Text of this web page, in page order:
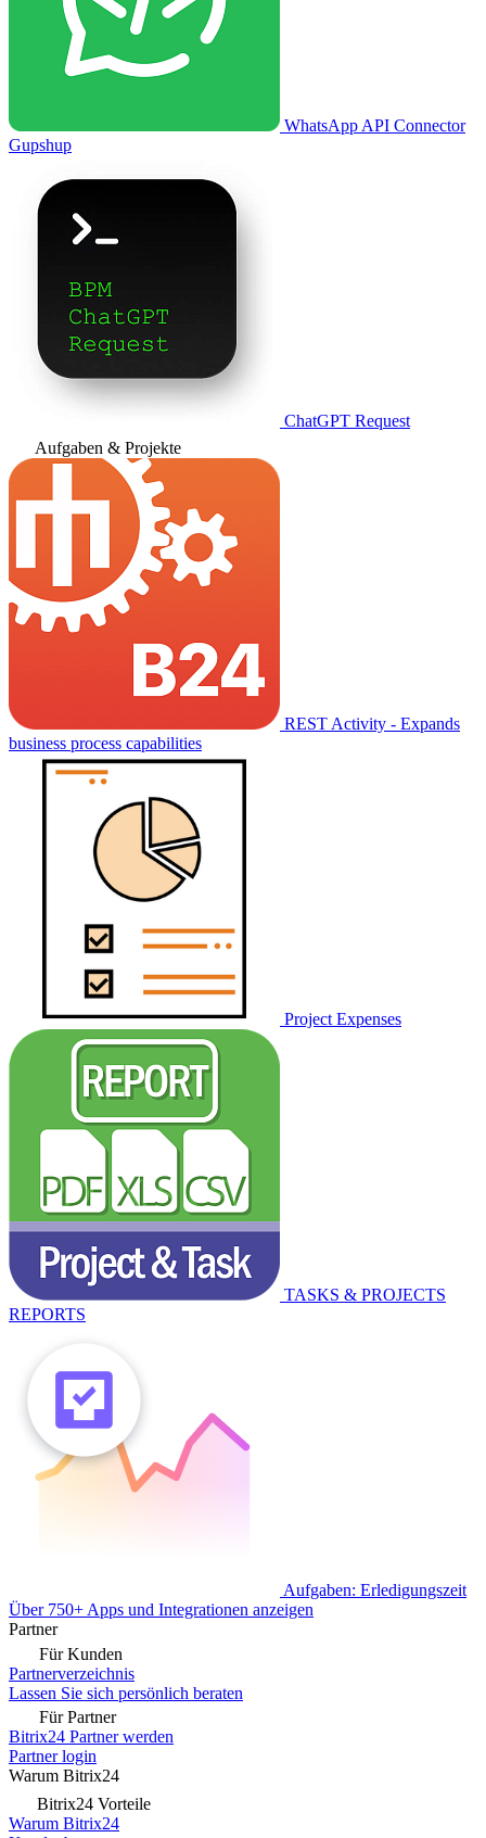
WhatsApp API Connector
Gupshup
ChatGPT Request
Aufgaben & Projekte
REST Activity - Expands
business process capabilities
Project Expenses
TASKS & PROJECTS
REPORTS
Aufgaben: Erledigungszeit
Über 750+ Apps und Integrationen anzeigen
Partner
Für Kunden
Partnerverzeichnis
Lassen Sie sich persönlich beraten
Für Partner
Bitrix24 Partner werden
Partner login
Warum Bitrix24
Bitrix24 Vorteile
Warum Bitrix24